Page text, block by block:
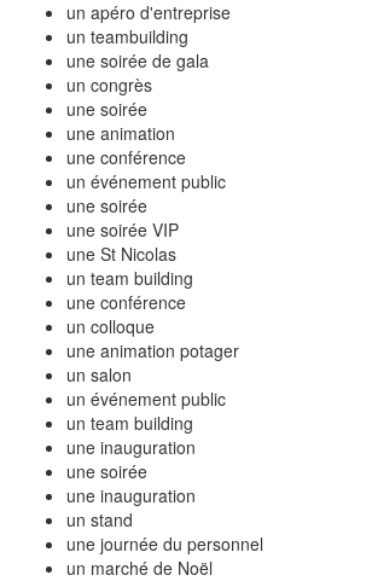
un apéro d'entreprise
un teambuilding
une soirée de gala
un congrès
une soirée
une animation
une conférence
un événement public
une soirée
une soirée VIP
une St Nicolas
un team building
une conférence
un colloque
une animation potager
un salon
un événement public
un team building
une inauguration
une soirée
une inauguration
un stand
une journée du personnel
un marché de Noël